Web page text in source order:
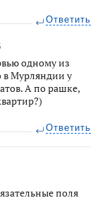
Ответить
одному из
в Мурляндии у
А по рашке,
Ответить
поля